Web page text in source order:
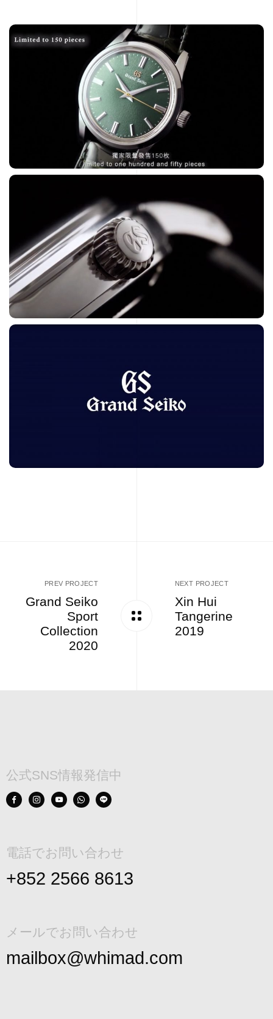
PREV PROJECT
Grand Seiko
Sport
Collection
2020
NEXT PROJECT
Xin Hui
Tangerine
2019
公式SNS情報発信中
電話でお問い合わせ
+852 2566 8613
メールでお問い合わせ
mailbox@whimad.com